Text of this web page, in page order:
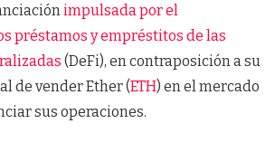
impulsada por el
préstamos y empréstitos de las
(DeFi), en contraposición a su
de vender Ether (ETH) en el mercado
sus operaciones.